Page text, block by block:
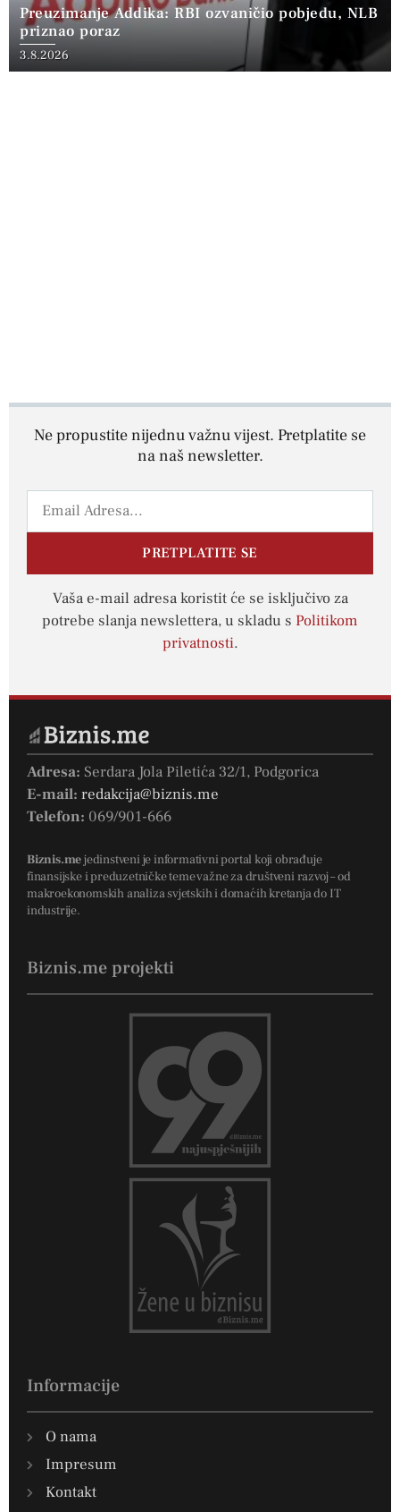
Preuzimanje Addika: RBI ozvaničio pobjedu, NLB
priznao poraz
3.8.2026
Ne propustite nijednu važnu vijest. Pretplatite se
na naš newsletter.
PRETPLATITE SE
Vaša e-mail adresa koristit će se isključivo za
potrebe slanja newslettera, u skladu s Politikom
privatnosti.
Adresa: Serdara Jola Piletića 32/1, Podgorica
E-mail: redakcija@biznis.me
Telefon: 069/901-666
Biznis.mejedinstveni je informativni portal koji obrađuje
finansijske i preduzetničke teme važne za društveni razvoj – od
makroekonomskih analiza svjetskih i domaćih kretanja do IT
industrije.
Biznis.me projekti
Informacije
O nama
Impresum
Kontakt